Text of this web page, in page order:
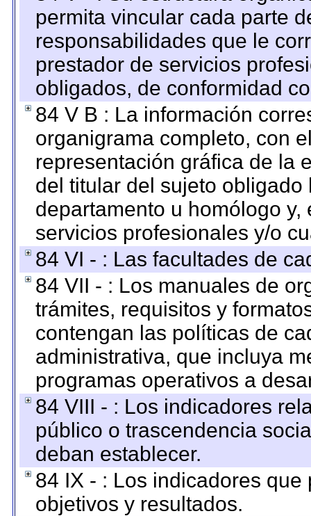
permita vincular cada parte
responsabilidades que le
prestador de servicios
obligados, de conformidad
84 V B : La información
organigrama completo, con
representación gráfica de la
del titular del sujeto
departamento u homólogo
servicios profesionales y/o
84 VI - : Las facultades de
84 VII - : Los manuales de
trámites, requisitos y
contengan las políticas de
administrativa, que incluya
programas operativos a
84 VIII - : Los indicadores
público o trascendencia
deban establecer.
84 IX - : Los indicadores
objetivos y resultados.